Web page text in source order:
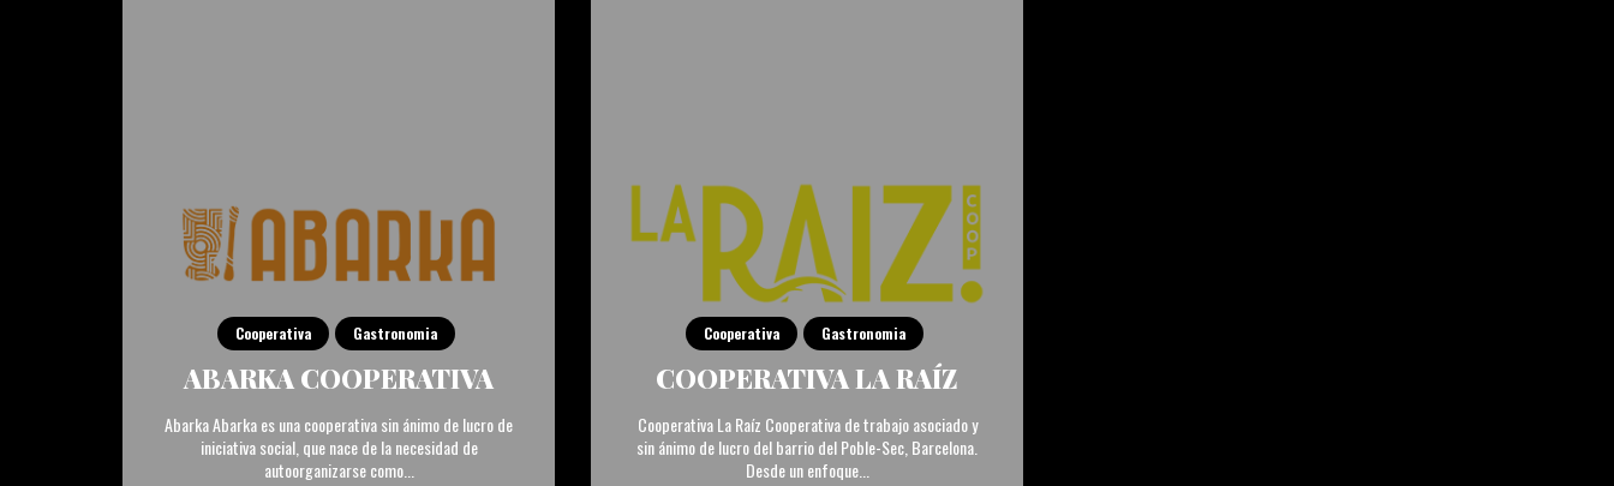
Cooperativa Gastronomia
ABARKA COOPERATIVA
Abarka Abarka es una cooperativa sin ánimo de lucro de
iniciativa social, que nace de la necesidad de
autoorganizarse como...
Cooperativa Gastronomia
COOPERATIVA LA RAÍZ
Cooperativa La Raíz Cooperativa de trabajo asociado y
sin ánimo de lucro del barrio del Poble-Sec, Barcelona.
Desde un enfoque...